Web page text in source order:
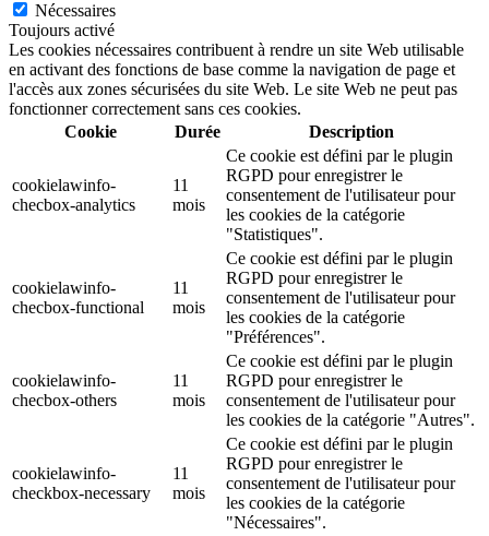
Nécessaires
Toujours activé
Les cookies nécessaires contribuent à rendre un site Web utilisable
en activant des fonctions de base comme la navigation de page et
l'accès aux zones sécurisées du site Web. Le site Web ne peut pas
fonctionner correctement sans ces cookies.
Cookie
Durée Description
cookielawinfo-
checbox-analytics
11
mois
Ce cookie est défini par le plugin
RGPD pour enregistrer le
consentement de l'utilisateur pour
les cookies de la catégorie
"Statistiques".
cookielawinfo-
checbox-functional
11
mois
Ce cookie est défini par le plugin
RGPD pour enregistrer le
consentement de l'utilisateur pour
les cookies de la catégorie
"Préférences".
cookielawinfo-
checbox-others
11
mois
Ce cookie est défini par le plugin
RGPD pour enregistrer le
consentement de l'utilisateur pour
les cookies de la catégorie "Autres".
cookielawinfo-
checkbox-necessary
11
mois
Ce cookie est défini par le plugin
RGPD pour enregistrer le
consentement de l'utilisateur pour
les cookies de la catégorie
"Nécessaires".